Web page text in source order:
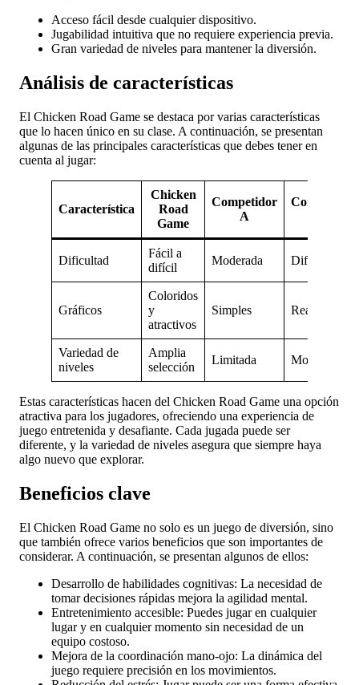
Acceso fácil desde cualquier dispositivo.
Jugabilidad intuitiva que no requiere experiencia previa.
Gran variedad de niveles para mantener la diversión.
Análisis de características
El Chicken Road Game se destaca por varias características
que lo hacen único en su clase. A continuación, se presentan
algunas de las principales características que debes tener en
cuenta al jugar:
Característica
Chicken
Road
Game
Competidor
A
Competidor
Dificultad
Fácil a
difícil
Moderada Difícil
Gráficos
Coloridos
y
atractivos
Simples Realistas
Variedad de
niveles
Amplia
selección
Limitada Moderada
Estas características hacen del Chicken Road Game una opción
atractiva para los jugadores, ofreciendo una experiencia de
juego entretenida y desafiante. Cada jugada puede ser
diferente, y la variedad de niveles asegura que siempre haya
algo nuevo que explorar.
Beneficios clave
El Chicken Road Game no solo es un juego de diversión, sino
que también ofrece varios beneficios que son importantes de
considerar. A continuación, se presentan algunos de ellos:
Desarrollo de habilidades cognitivas: La necesidad de
tomar decisiones rápidas mejora la agilidad mental.
Entretenimiento accesible: Puedes jugar en cualquier
lugar y en cualquier momento sin necesidad de un
equipo costoso.
Mejora de la coordinación mano-ojo: La dinámica del
juego requiere precisión en los movimientos.